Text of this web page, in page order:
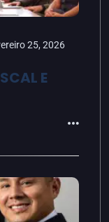
25, 2026
E